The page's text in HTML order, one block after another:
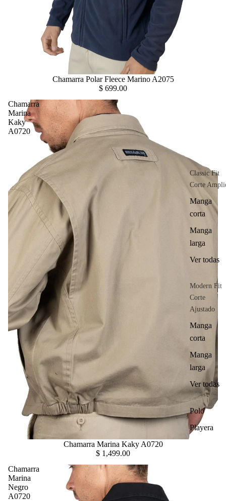
Classic Fit
Corte
Manga
corta
Manga
larga
Ver todas
Modern Fit
Corte
Ajustado
Manga
corta
Manga
larga
Ver todas
Polo
Playera
Chamarra Polar Fleece Marino A2075
$ 699.00
Chamarra
Marina
Kaky
A0720
Chamarra Marina Kaky A0720
$ 1,499.00
Chamarra
Marina
Negro
A0720